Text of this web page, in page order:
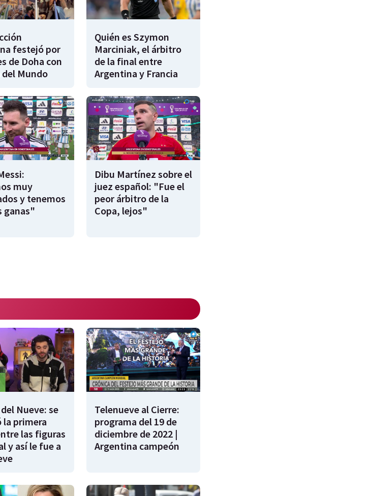
festejó por
de Doha con
del Mundo
Quién es Szymon
Marciniak, el árbitro
de la final entre
Argentina y Francia
muy
y tenemos
ganas"
Dibu Martínez sobre el
juez español: "Fue el
peor árbitro de la
Copa, lejos"
Nueve: se
primera
las figuras
y así le fue a
Telenueve al Cierre:
programa del 19 de
diciembre de 2022 |
Argentina campeón